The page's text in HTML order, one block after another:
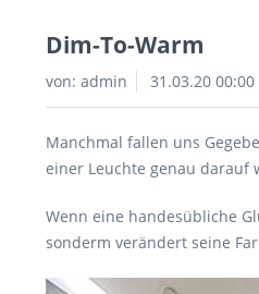
Dim-To-Warm
von: admin 31.03.20 00:00
Manchmal fallen uns
einer Leuchte genau darauf
Wenn eine handesübliche
sonderm verändert seine